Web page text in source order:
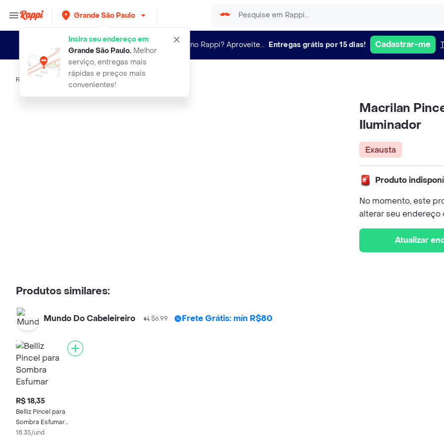
Grande São Paulo
Insira seu endereço em
Grande São Paulo.Melhor
serviço, entregas mais
rápidas e preços mais
convenientes!
Novo no Rappi? Aproveite... Entregas grátis por 15 dias! Cadastrar-me
Rappi macrilan pincel maquiagem conico co
Macrilan
Iluminador
Exausta
Produto
No momento, este
alterar seu
Atualizar
Produtos similares:
Mundo Do Cabeleireiro $6.99 Frete Grátis: mín R$80
R$ 18,35
Belliz Pincel para
Sombra Esfumar
Médio
18.35/und